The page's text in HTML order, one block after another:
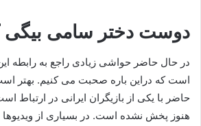
دوست دختر سامی
در حال حاضر حواشی زیادی راجع به رابطه
است که دراین باره صحبت می کنیم. بهتر
حاضر با یکی از بازیگران ایرانی در ارتباط
هنوز پخش نشده است. در بسیاری از ویدیوها